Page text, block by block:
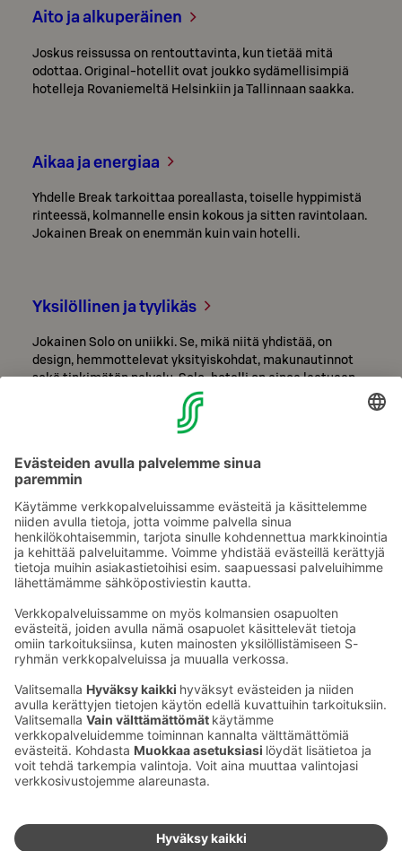
Aito ja alkuperäinen
Joskus reissussa on rentouttavinta, kun tietää mitä
odottaa. Original-hotellit ovat joukko sydämellisimpiä
hotelleja Rovaniemeltä Helsinkiin ja Tallinnaan saakka.
Aikaa ja energiaa
Yhdelle Break tarkoittaa poreallasta, toiselle hyppimistä
rinteessä, kolmannelle ensin kokous ja sitten ravintolaan.
Jokainen Break on enemmän kuin vain hotelli.
Yksilöllinen ja tyylikäs
Jokainen Solo on uniikki. Se, mikä niitä yhdistää, on
design, hemmottelevat yksityiskohdat, makunautinnot
sekä tinkimätön palvelu. Solo-hotelli on ainoa laatuaan.
Panostamme ainoastaan siihen, mitä kaupungilta ei
löydy, sänkyihin. Ihanat sängyt ja palvelevat fixerit
tekevät Heymon. Heymossa maksat vain siitä mitä
tarvitset.
Ota yhteyttä
Hotellien yhteystiedot
Asiakaspalvelun yhteystiedot›
Palaute
Anna palautetta
Sokos Hotels uutiskirje
Tilaa uutiskirje
Saat Sokos Hotellien uusimmat
edut ja uutiset sähköpostiisi
kuukausittain.
Palkinnot ja sertifikaatit
Sokos Hotels somessa
Sokos Hotels
Facebookissa
Sokos Hotels
Sokos
Hotels
Sokos
Hotels